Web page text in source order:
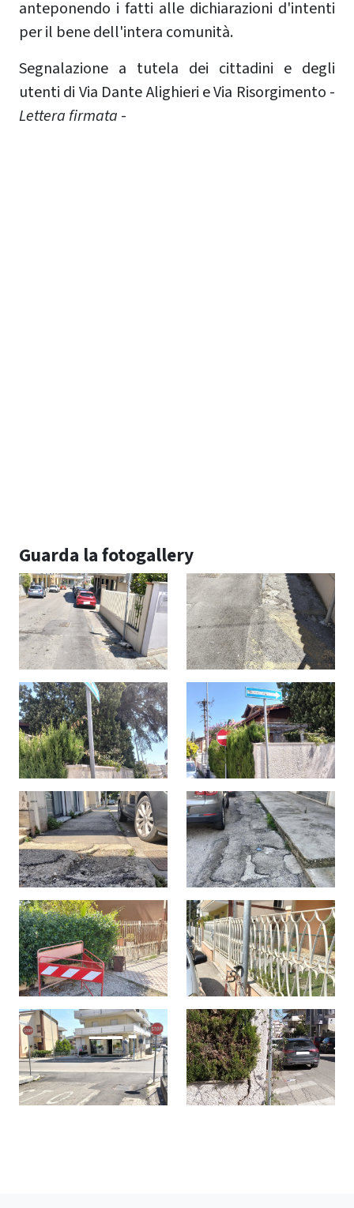
anteponendo i fatti alle dichiarazioni d'intenti
per il bene dell'intera comunità.
Segnalazione a tutela dei cittadini e degli
utenti di Via Dante Alighieri e Via Risorgimento -
Lettera firmata -
Guarda la fotogallery